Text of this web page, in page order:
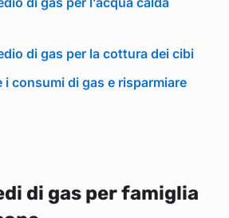
di gas per la cottura dei cibi
i consumi di gas e risparmiare
di gas per famiglia